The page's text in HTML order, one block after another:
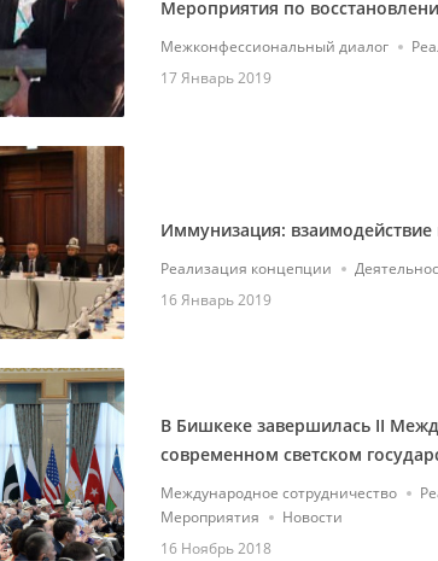
Мероприятия по
Межконфессиональный диалог
17 Январь 2019
Иммунизация: взаимодействие
Реализация концепции
16 Январь 2019
В Бишкеке завершилась II
современном светском
Международное сотрудничество
Мероприятия
Новости
16 Ноябрь 2018